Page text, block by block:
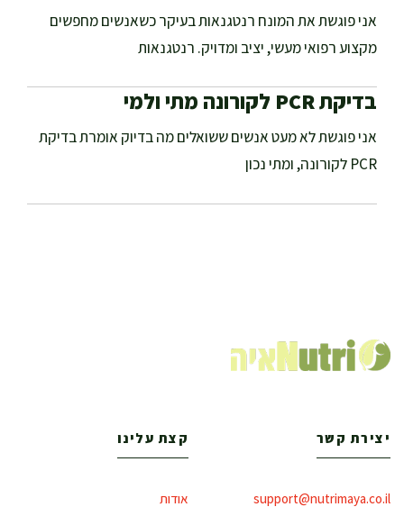
אני פוגשת את המונח רנטגנאות בעיקר כשאנשים מחפשים
מקצוע רפואי מעשי, יציב ומדויק. רנטגנאות
בדיקת PCR לקורונה מתי ולמי
אני פוגשת לא מעט אנשים ששואלים מה בדיוק אומרת בדיקת
PCR לקורונה, ומתי נכון
יצירת קשר
support@nutrimaya.co.il
קצת עלינו
אודות